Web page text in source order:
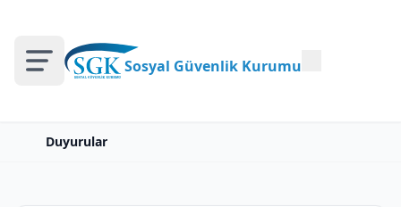
Sosyal Güvenlik Kurumu
Duyurular